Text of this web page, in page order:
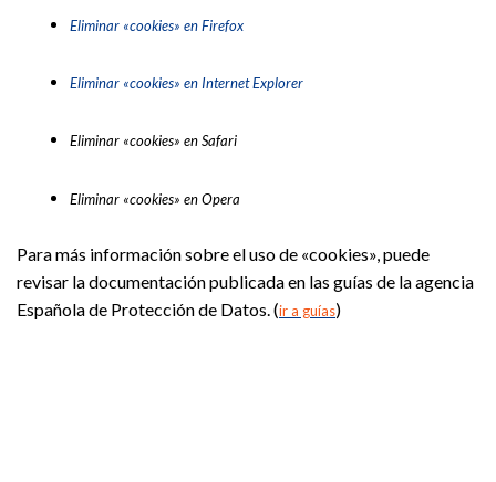
Eliminar «cookies» en Firefox
Eliminar «cookies» en Internet Explorer
Eliminar «cookies» en Safari
Eliminar «cookies» en Opera
Para más información sobre el uso de «cookies», puede
revisar la documentación publicada en las guías de la agencia
Española de Protección de Datos. (ir a guías)